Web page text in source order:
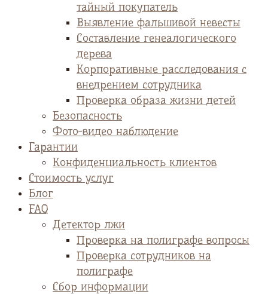
тайный покупатель
Выявление фальшивой невесты
Cоставление генеалогического
дерева
Корпоративные расследования с
внедрением сотрудника
Проверка образа жизни детей
Безопасность
Фото-видео наблюдение
Гарантии
Конфиденциальность клиентов
Стоимость услуг
Блог
FAQ
Детектор лжи
Проверка на полиграфе вопросы
Проверка сотрудников на
полиграфе
Сбор информации